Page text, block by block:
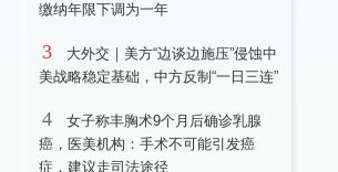
缴纳年限下调为一年
3
大外交｜美方“边谈边施压”侵蚀中
美战略稳定基础，中方反制“一日三连”
4
女子称丰胸术9个月后确诊乳腺
癌，医美机构：手术不可能引发癌
症，建议走司法途径